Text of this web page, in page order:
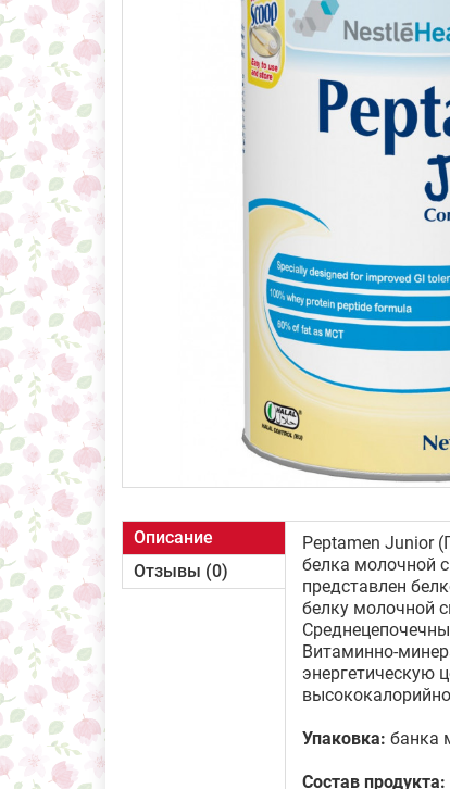
Описание
Отзывы (0)
Рeptamen Junior
белка молочной
представлен
белку молочной
Витаминно-
энергетическую
Упаковка: банка
Состав продукта: